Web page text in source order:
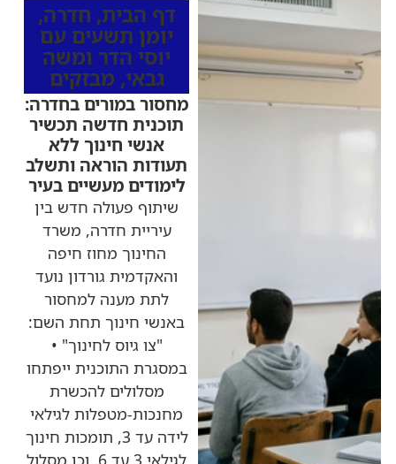
דף הבית, חדרה,
יומן תשעים עם
יוסי הדר ומשה
גבאי, מבזקים
מחסור במורים בחדרה:
תוכנית חדשה תכשיר
אנשי חינוך ללא
תעודות הוראה ותשלב
לימודים מעשיים בעיר
שיתוף פעולה חדש בין
עיריית חדרה, משרד
החינוך מחוז חיפה
והאקדמית גורדון נועד
לתת מענה למחסור
באנשי חינוך תחת השם:
"צו גיוס לחינוך" •
במסגרת התוכנית ייפתחו
מסלולים להכשרת
מחנכות-מטפלות לגילאי
לידה עד 3, תומכות חינוך